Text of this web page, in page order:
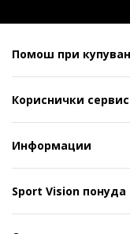
Помош при
Кориснички сервис
Информации
Sport Vision понуда